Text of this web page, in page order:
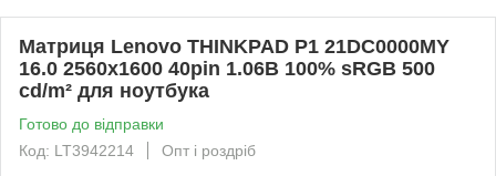
Матриця Lenovo THINKPAD P1 21DC0000MY
16.0 2560x1600 40pin 1.06B 100% sRGB 500
cd/m² для ноутбука
Готово до відправки
Код: LT3942214
Опт і роздріб